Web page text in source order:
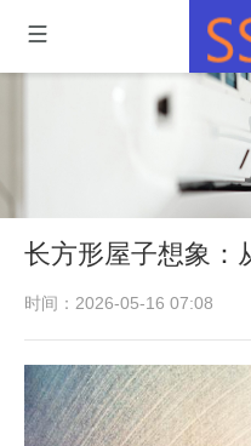
长方形屋子想象：
时间：2026-05-16 07:08